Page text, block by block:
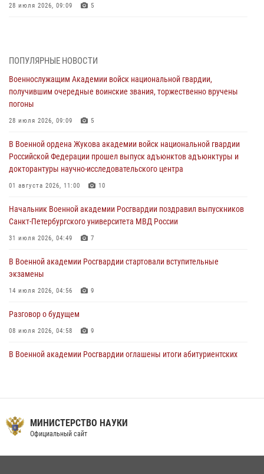
28 июля 2026, 09:09 5
27 июля 2026, 14:49 7
Военная академия информирует!
23 июля 2026, 04:51
Курсант Военной академии войск национальной гвардии принял
22 июля 2026, 09:41
Мастер‑класс по стрельбе: точность, тактика, профессионализм
20 июля 2026, 11:17
108 лет со дня образования подразделений связи войск
ПОПУЛЯРНЫЕ НОВОСТИ
Военнослужащим Академии войск национальной гвардии,
получившим очередные воинские звания, торжественно вручены
погоны
28 июля 2026, 09:09 5
В Военной ордена Жукова академии войск национальной гвардии
Российской Федерации прошел выпуск адъюнктов адъюнктуры и
докторантуры научно-исследовательского центра
01 августа 2026, 11:00 10
Начальник Военной академии Росгвардии поздравил выпускников
Санкт-Петербургского университета МВД России
31 июля 2026, 04:49 7
В Военной академии Росгвардии стартовали вступительные
экзамены
14 июля 2026, 04:56 9
Разговор о будущем
08 июля 2026, 04:58 9
В Военной академии Росгвардии оглашены итоги абитуриентских
09 июля 2026, 11:58 9
МИНИСТЕРСТВО НАУКИ
Официальный сайт